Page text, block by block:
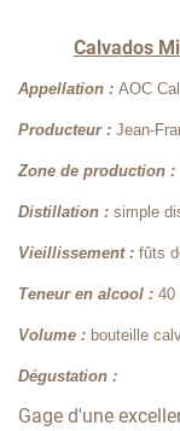
Calvados
Appellation : AOC
Producteur : Jean-
Zone de production :
Distillation : simple
Vieillissement : fûts
Teneur en alcool : 40
Volume : bouteille
Dégustation :
Gage d'une